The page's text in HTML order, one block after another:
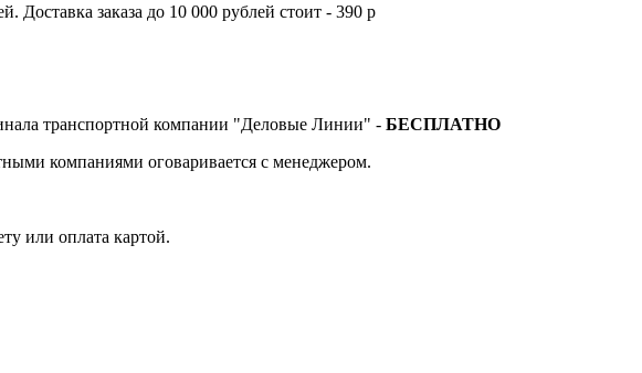
Доставка заказа до 10 000 рублей стоит - 390 р
транспортной компании "Деловые Линии" - БЕСПЛАТНО
компаниями оговаривается с менеджером.
или оплата картой.